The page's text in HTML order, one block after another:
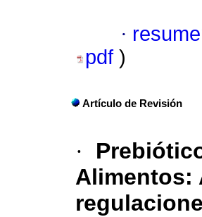
·
pdf )
Artículo de Revisión
·
Alimentos: